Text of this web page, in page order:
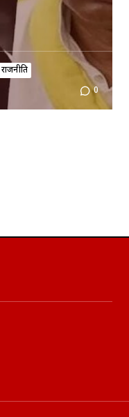
राजनीति
0